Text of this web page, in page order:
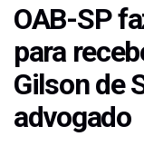
OAB-SP
para
Gilson de
advogado